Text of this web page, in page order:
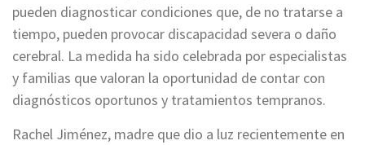
pueden diagnosticar condiciones que, de no tratarse a
tiempo, pueden provocar discapacidad severa o daño
cerebral. La medida ha sido celebrada por especialistas
y familias que valoran la oportunidad de contar con
diagnósticos oportunos y tratamientos tempranos.
Rachel Jiménez, madre que dio a luz recientemente en